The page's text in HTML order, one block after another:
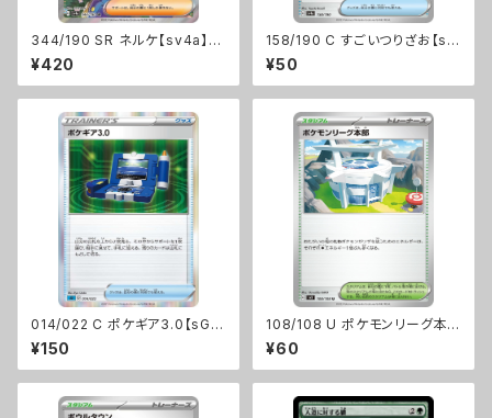
344/190 SR ネルケ【sv4a】
[G]
¥420
158/190 C すごいつりざお【sv
4a】Gレギュ
¥50
014/022 C ポケギア3.0【sGI】
[D]
¥150
108/108 U ポケモンリーグ本
部【sv3】Gレギュ
¥60